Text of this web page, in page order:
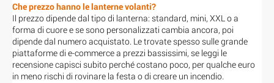
Che prezzo hanno le lanterne volanti?
Il prezzo dipende dal tipo di lanterna: standard, mini, XXL o a
forma di cuore e se sono personalizzati cambia ancora, poi
dipende dal numero acquistato. Le trovate spesso sulle grande
piattaforme di e-commerce a prezzi bassissimi, se leggi le
recensione capisci subito perché costano poco, per qualche euro
in meno rischi di rovinare la festa o di creare un incendio.